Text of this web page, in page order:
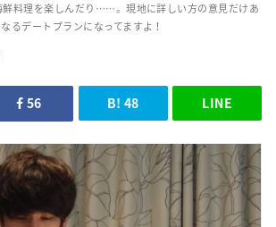
鮮料理を楽しんだり……。現地に詳しい方の意見だけあ
るデートプランになってますよ！
56 B! 48 LINE